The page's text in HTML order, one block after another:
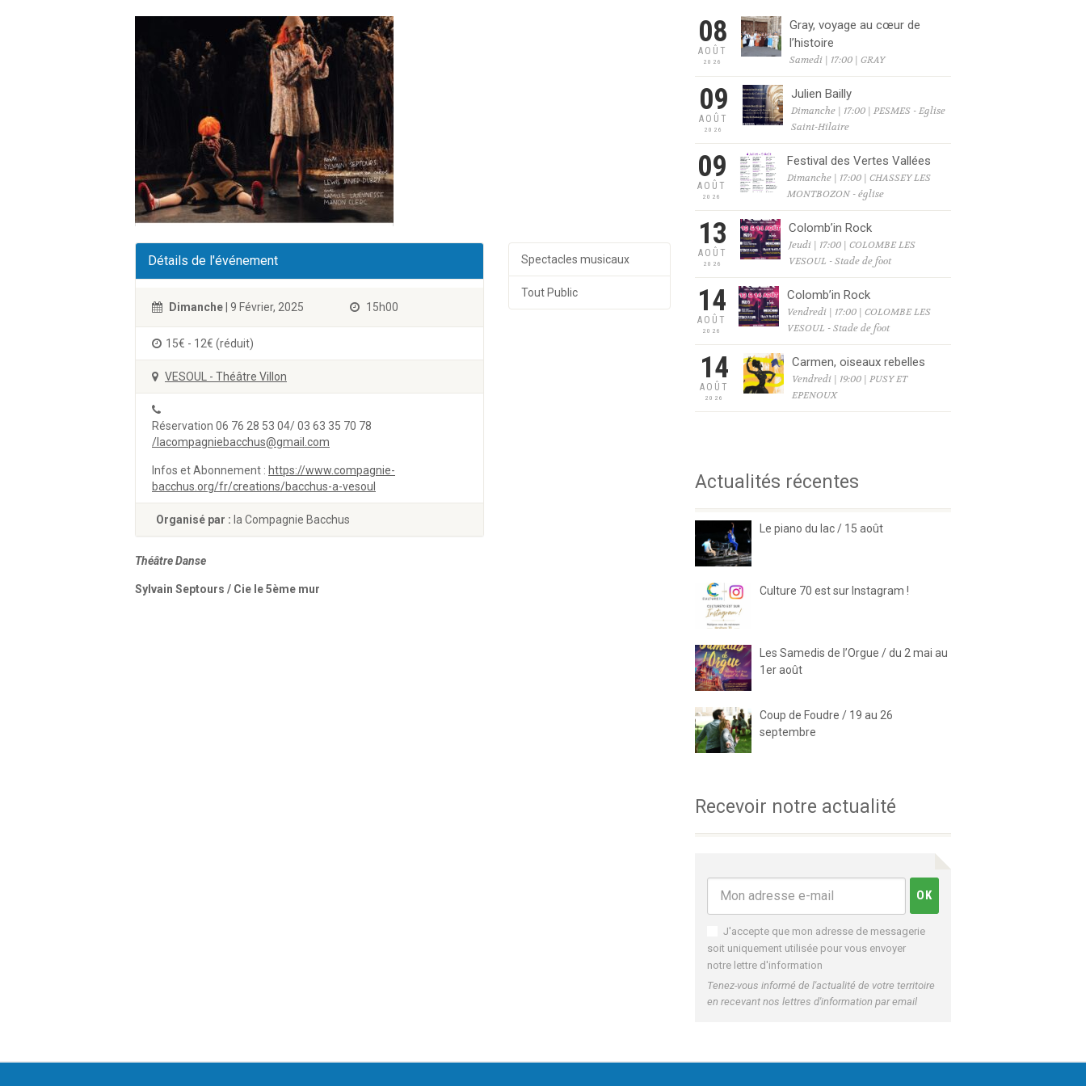
Détails de l'événement
Dimanche | 9 Février, 2025 15h00
15€ - 12€ (réduit)
VESOUL - Théâtre Villon
Réservation 06 76 28 53 04/ 03 63 35 70 78
/lacompagniebacchus@gmail.com
Infos et Abonnement : https://www.compagnie-
bacchus.org/fr/creations/bacchus-a-vesoul
Organisé par : la Compagnie Bacchus
Spectacles musicaux
Tout Public
Théâtre Danse
Sylvain Septours / Cie le 5ème mur
08
AOÛT
2026
Gray, voyage au cœur de
l’histoire
Samedi | 17:00 | GRAY
09
AOÛT
2026
Julien Bailly
Dimanche | 17:00 | PESMES - Eglise
Saint-Hilaire
09
AOÛT
2026
Festival des Vertes Vallées
Dimanche | 17:00 | CHASSEY LES
MONTBOZON - église
13
AOÛT
2026
Colomb’in Rock
Jeudi | 17:00 | COLOMBE LES
VESOUL - Stade de foot
14
AOÛT
2026
Colomb’in Rock
Vendredi | 17:00 | COLOMBE LES
VESOUL - Stade de foot
14
AOÛT
2026
Carmen, oiseaux rebelles
Vendredi | 19:00 | PUSY ET
EPENOUX
Actualités récentes
Le piano du lac / 15 août
Culture 70 est sur Instagram !
Les Samedis de l’Orgue / du 2 mai au
1er août
Coup de Foudre / 19 au 26
septembre
Recevoir notre actualité
J'accepte que mon adresse de messagerie
soit uniquement utilisée pour vous envoyer
notre lettre d'information
Tenez-vous informé de l'actualité de votre territoire
en recevant nos lettres d'information par email